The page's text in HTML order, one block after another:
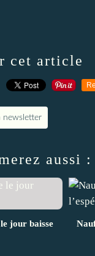
cet article
newsletter
aussi :
jour baisse